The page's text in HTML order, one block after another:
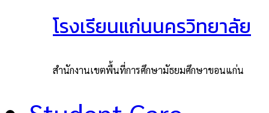
โรงเรียนแก่นนครวิทยาลัย
สำนักงานเขตพื้นที่การศึกษามัธยมศึกษาขอนแก่น